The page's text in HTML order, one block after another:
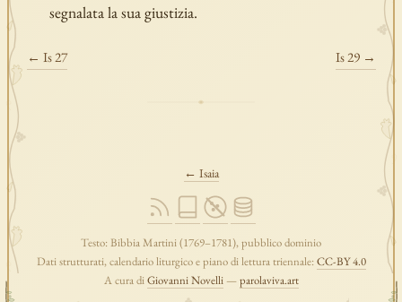
segnalata la sua giustizia.
← Is 27 Is 29 →
← Isaia
Testo: Bibbia Martini (1769–1781), pubblico dominio
Dati strutturati, calendario liturgico e piano di lettura triennale: CC-BY 4.0
A cura diGiovanni Novelli—parolaviva.art